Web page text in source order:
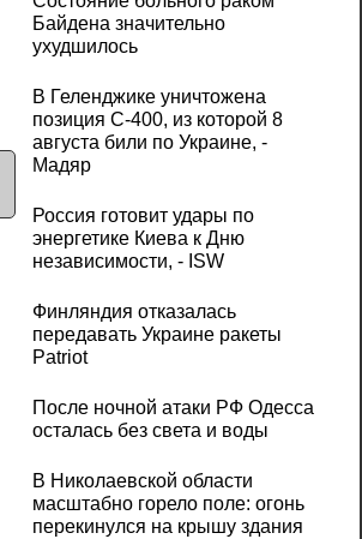
Байдена значительно
ухудшилось
В Геленджике уничтожена
позиция С-400, из которой 8
августа били по Украине, -
Мадяр
Россия готовит удары по
энергетике Киева к Дню
независимости, - ISW
Финляндия отказалась
передавать Украине ракеты
Patriot
После ночной атаки РФ Одесса
осталась без света и воды
В Николаевской области
масштабно горело поле: огонь
перекинулся на крышу здания